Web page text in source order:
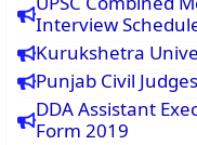
Interview
Kurukshetra
Punjab Civil
DDA Assistant
Form 2019